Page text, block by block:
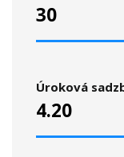
Úroková